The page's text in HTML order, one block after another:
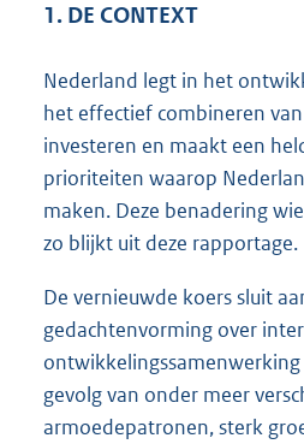
1. DE CONTEXT
Nederland legt in het
het effectief combineren
investeren en maakt een
prioriteiten waarop
maken. Deze benadering
zo blijkt uit deze rapportage.
De vernieuwde koers sluit
gedachtenvorming over
gevolg van onder meer
armoedepatronen, sterk